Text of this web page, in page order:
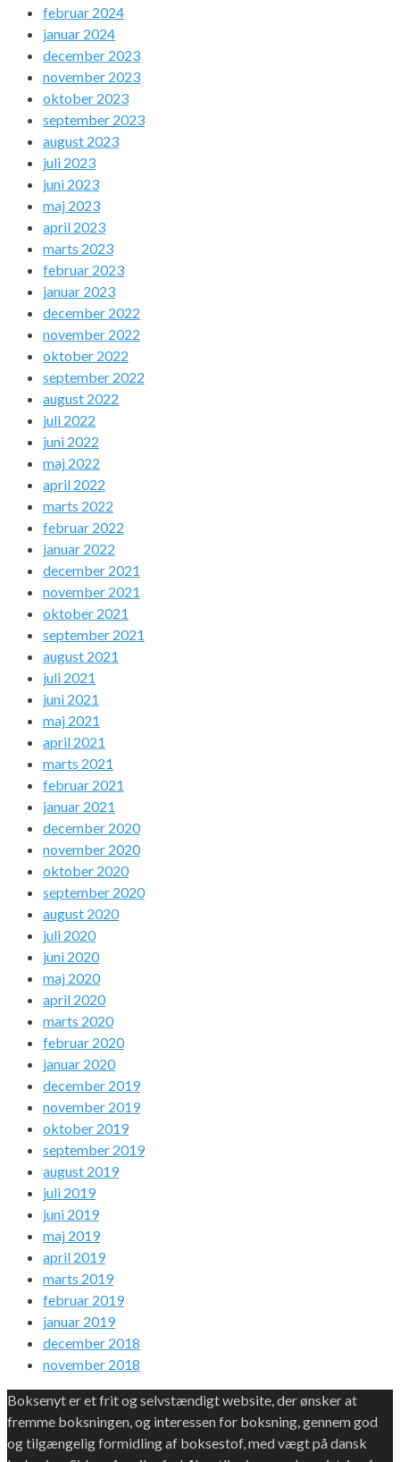
februar 2024
januar 2024
december 2023
november 2023
oktober 2023
september 2023
august 2023
juli 2023
juni 2023
maj 2023
april 2023
marts 2023
februar 2023
januar 2023
december 2022
november 2022
oktober 2022
september 2022
august 2022
juli 2022
juni 2022
maj 2022
april 2022
marts 2022
februar 2022
januar 2022
december 2021
november 2021
oktober 2021
september 2021
august 2021
juli 2021
juni 2021
maj 2021
april 2021
marts 2021
februar 2021
januar 2021
december 2020
november 2020
oktober 2020
september 2020
august 2020
juli 2020
juni 2020
maj 2020
april 2020
marts 2020
februar 2020
januar 2020
december 2019
november 2019
oktober 2019
september 2019
august 2019
juli 2019
juni 2019
maj 2019
april 2019
marts 2019
februar 2019
januar 2019
december 2018
november 2018
Boksenyt er et frit og selvstændigt website, der ønsker at
fremme boksningen, og interessen for boksning, gennem god
og tilgængelig formidling af boksestof, med vægt på dansk